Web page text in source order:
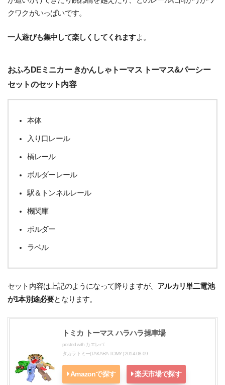
クワクがいっぱいです。
一人遊びも集中して楽しくしてくれますよ。
おふろDEミニカー きかんしゃトーマス トーマス&パーシー
セットのセット内容
本体
入り口レール
橋レール
ボルダーレール
駅＆トンネルレール
機関庫
ボルダー
ラベル
セット内容は上記のようになって降りますが、 アルカリ単二電池
が1本別途必要となります。
トミカ トーマス ハラハラ操車場
posted with カエレバ
タカラトミー(TAKARA TOMY) 2014-08-09
Amazonで探す 楽天市場で探す